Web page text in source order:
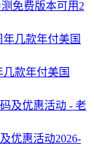
免费版本可用2
款年付美国
优惠活动2026-